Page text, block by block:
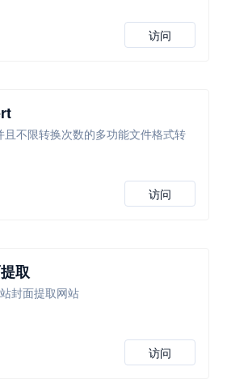
访问
且不限转换次数的多功能文件格式转
访问
取
封面提取网站
访问